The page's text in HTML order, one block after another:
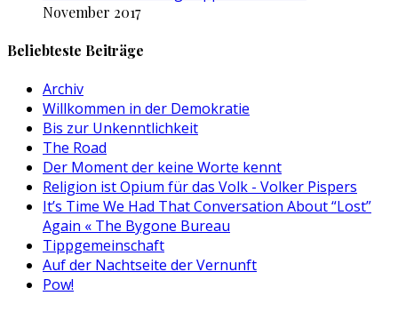
November 2017
Beliebteste Beiträge
Archiv
Willkommen in der Demokratie
Bis zur Unkenntlichkeit
The Road
Der Moment der keine Worte kennt
Religion ist Opium für das Volk - Volker Pispers
It’s Time We Had That Conversation About “Lost”
Again « The Bygone Bureau
Tippgemeinschaft
Auf der Nachtseite der Vernunft
Pow!